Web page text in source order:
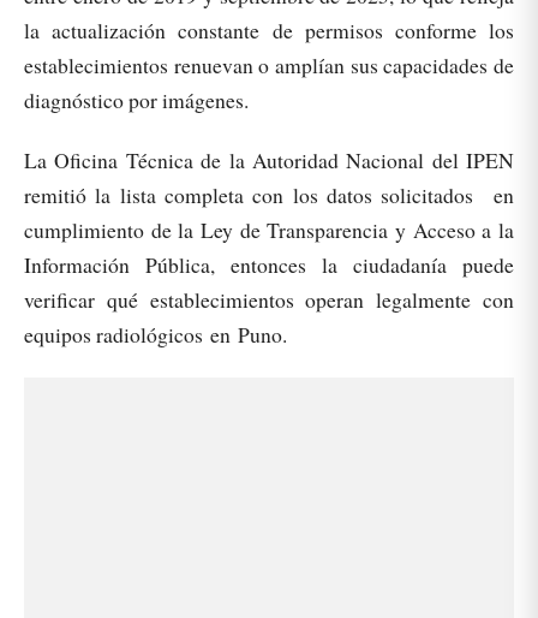
la actualización constante de permisos conforme los
establecimientos renuevan o amplían sus capacidades de
diagnóstico por imágenes.​
La Oficina Técnica de la Autoridad Nacional del IPEN
remitió la lista completa con los datos solicitados en
cumplimiento de la Ley de Transparencia y Acceso a la
Información Pública, entonces la ciudadanía puede
verificar qué establecimientos operan legalmente con
equipos radiológicos en Puno.